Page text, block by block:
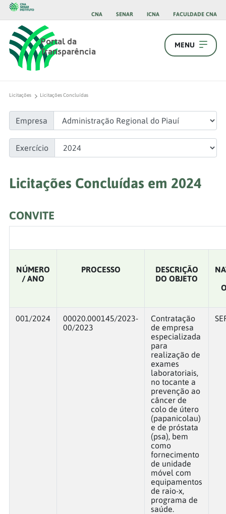
CNA SENAR ICNA FACULDADE CNA
Portal da
Transparência
MENU
Licitações Licitações Concluídas
Empresa
Exercício
Licitações Concluídas em 2024
CONVITE
NÚMERO
/ ANO
PROCESSO
DESCRIÇÃO
DO OBJETO
001/2024
00020.000145/2023-
00/2023
Contratação
de empresa
especializada
para
realização de
exames
laboratoriais,
no tocante a
prevenção ao
câncer de
colo de útero
(papanicolau)
e de próstata
(psa), bem
como
fornecimento
de unidade
móvel com
equipamentos
de raio-x,
programa de
saúde.